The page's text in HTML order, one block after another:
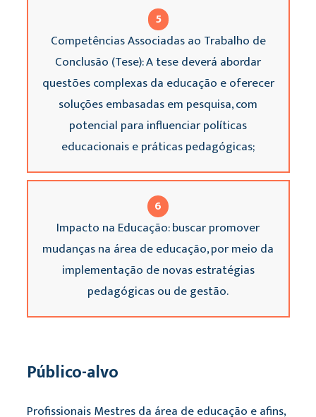
5
Competências Associadas ao Trabalho de
Conclusão (Tese): A tese deverá abordar
questões complexas da educação e oferecer
soluções embasadas em pesquisa, com
potencial para influenciar políticas
educacionais e práticas pedagógicas;
6
Impacto na Educação: buscar promover
mudanças na área de educação, por meio da
implementação de novas estratégias
pedagógicas ou de gestão.
Público-alvo
Profissionais Mestres da área de educação e afins,